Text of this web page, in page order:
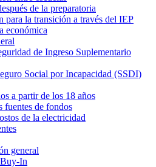
de la preparatoria
para la transición a través del IEP
económica
de Ingreso Suplementario
Social por Incapacidad (SSDI)
a partir de los 18 años
fuentes de fondos
de la electricidad
general
In